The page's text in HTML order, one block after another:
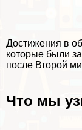
Достижения в
которые были
после Второй
Что мы